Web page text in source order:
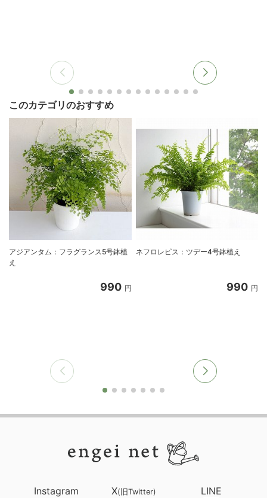
このカテゴリのおすすめ
アジアンタム：フラグランス5号鉢植
え
990 円
ネフロレピス：ツデー4号鉢植え
990 円
Instagram X(旧Twitter) LINE